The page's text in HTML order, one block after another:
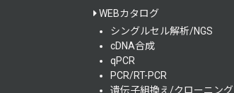
WEBカタログ
シングルセル解析/NGS
cDNA合成
qPCR
PCR/RT-PCR
遺伝子組換え/クローニング